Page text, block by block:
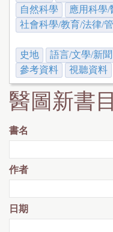
自然科學
應用科學
社會科學/教育/法律/
史地 語言/文學/新聞
參考資料
視聽資料
醫圖新書
書名
作者
日期